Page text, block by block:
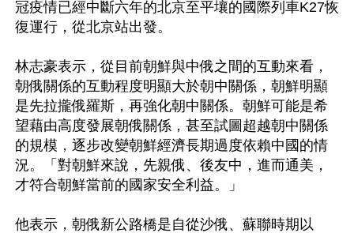
冠疫情已經中斷六年的北京至平壤的國際列車K27恢
復運行，從北京站出發。
林志豪表示，從目前朝鮮與中俄之間的互動來看，
朝俄關係的互動程度明顯大於朝中關係，朝鮮明顯
是先拉攏俄羅斯，再強化朝中關係。朝鮮可能是希
望藉由高度發展朝俄關係，甚至試圖超越朝中關係
的規模，逐步改變朝鮮經濟長期過度依賴中國的情
況。「對朝鮮來說，先親俄、後友中，進而通美，
才符合朝鮮當前的國家安全利益。」
他表示，朝俄新公路橋是自從沙俄、蘇聯時期以